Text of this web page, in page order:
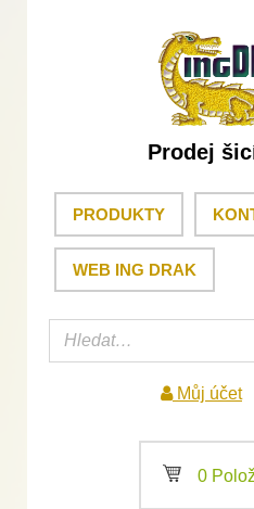
Prodej
PRODUKTY
WEB ING DRAK
Můj účet
a 0